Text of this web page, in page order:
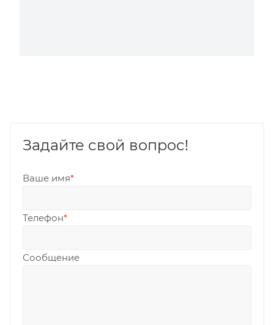
Задайте свой вопрос!
Ваше имя*
Телефон*
Сообщение